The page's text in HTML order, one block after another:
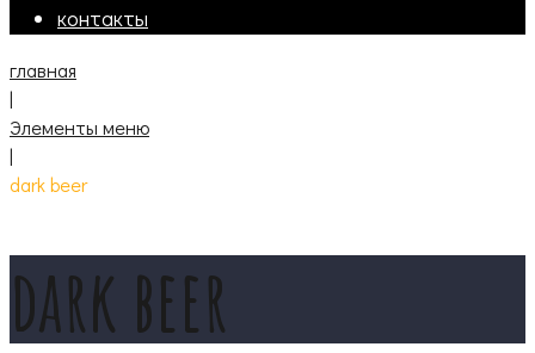
контакты
главная
|
Элементы меню
|
dark beer
dark beer